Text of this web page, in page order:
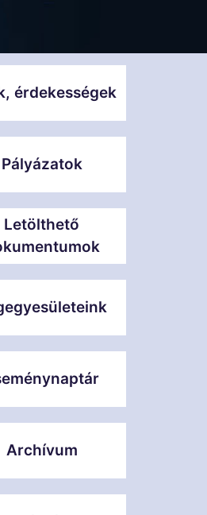
érdekességek
Pályázatok
Letölthető
Archívum